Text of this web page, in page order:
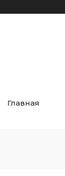
Главная